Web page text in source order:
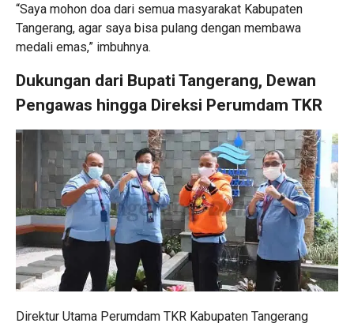
“Saya mohon doa dari semua masyarakat Kabupaten
Tangerang, agar saya bisa pulang dengan membawa
medali emas,” imbuhnya.
Dukungan dari Bupati Tangerang, Dewan
Pengawas hingga Direksi Perumdam TKR
Direktur Utama Perumdam TKR Kabupaten Tangerang